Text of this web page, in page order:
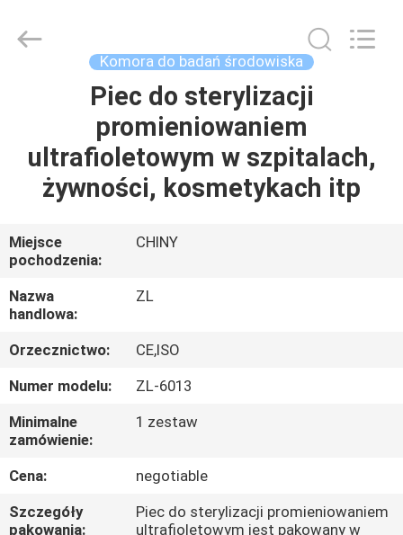
PRODUKTY
FILMY
O
NAS
WYCIECZKA
PO
FABRYCE
KONTROLA
JAKOŚCI
Technology
Komora do badań środowiska
Piec do sterylizacji
promieniowaniem
ultrafioletowym w szpitalach,
żywności, kosmetykach itp
Miejsce
pochodzenia:
CHINY
Nazwa
handlowa:
ZL
Orzecznictwo:
CE,ISO
Numer modelu:
ZL-6013
Minimalne
zamówienie:
1 zestaw
Cena:
negotiable
Szczegóły
pakowania:
Piec do sterylizacji promieniowaniem
ultrafioletowym jest pakowany w